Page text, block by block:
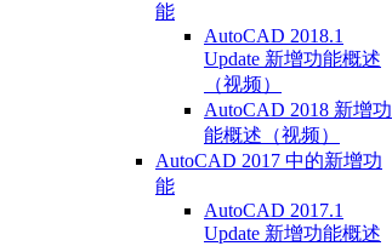
能
AutoCAD 2018.1
Update 新增功能概述
（视频）
AutoCAD 2018 新增功
能概述（视频）
AutoCAD 2017 中的新增功
能
AutoCAD 2017.1
Update 新增功能概述